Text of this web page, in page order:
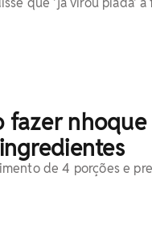
fazer
de 4 porções e